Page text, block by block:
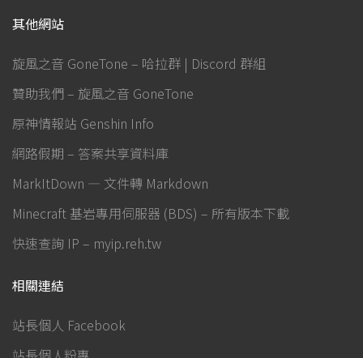
其他網站
旋風之音 GoneTone – 哈拉群 | Discord 群組
贊助我們 – 旋風之音 GoneTone
原神情報站 Genshin Info
網路假期 – 答案共享資料庫
MarkItDown — 文件轉 Markdown
Minecraft 基岩專用伺服器 (BDS) – 所有版本下載
快速查詢 IP – myip.reh.tw
相關連結
站長個人 Facebook